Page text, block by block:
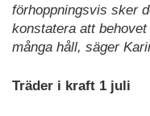
förhoppningsvis sker
konstatera att
många håll, säger
Träder i kraft 1 juli